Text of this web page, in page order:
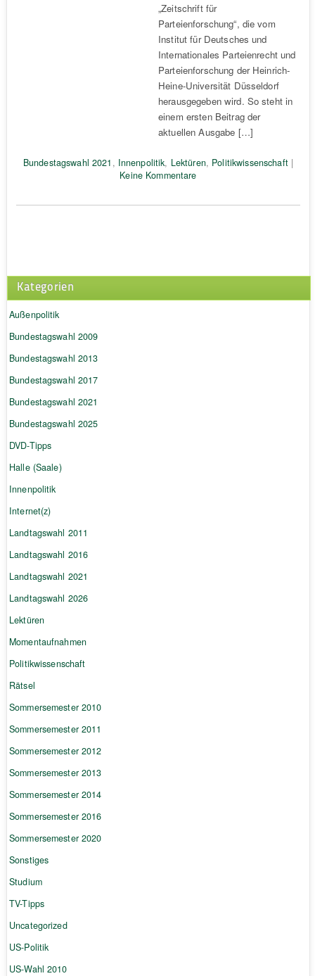
„Zeitschrift für
Parteienforschung“, die vom
Institut für Deutsches und
Internationales Parteienrecht und
Parteienforschung der Heinrich-
Heine-Universität Düsseldorf
herausgegeben wird. So steht in
einem ersten Beitrag der
aktuellen Ausgabe […]
Bundestagswahl 2021 , Innenpolitik, Lektüren, Politikwissenschaft|
Keine Kommentare
Kategorien
Außenpolitik
Bundestagswahl 2009
Bundestagswahl 2013
Bundestagswahl 2017
Bundestagswahl 2021
Bundestagswahl 2025
DVD-Tipps
Halle (Saale)
Innenpolitik
Internet(z)
Landtagswahl 2011
Landtagswahl 2016
Landtagswahl 2021
Landtagswahl 2026
Lektüren
Momentaufnahmen
Politikwissenschaft
Rätsel
Sommersemester 2010
Sommersemester 2011
Sommersemester 2012
Sommersemester 2013
Sommersemester 2014
Sommersemester 2016
Sommersemester 2020
Sonstiges
Studium
TV-Tipps
Uncategorized
US-Politik
US-Wahl 2010